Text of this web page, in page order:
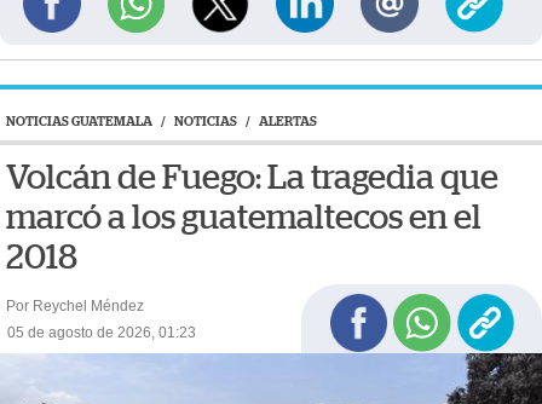
NOTICIAS GUATEMALA / NOTICIAS / ALERTAS
Volcán de Fuego: La tragedia que
marcó a los guatemaltecos en el
2018
Por Reychel Méndez
05 de agosto de 2026, 01:23